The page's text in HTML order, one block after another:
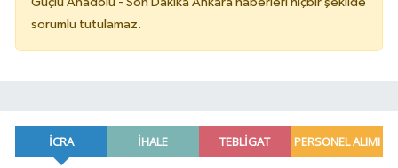
sorumlu tutulamaz.